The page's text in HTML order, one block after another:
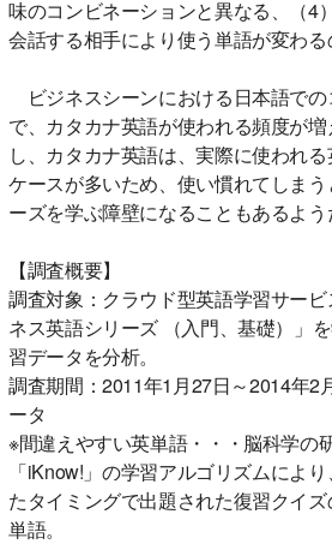
味のコンビネーションと異なる、（4
会話する相手により使う単語が変わる
ビジネスシーンにおける日本語で
で、カタカナ英語が使われる頻度が
し、カタカナ英語は、実際に使われ
ケースが多いため、使い慣れてしま
ーズを学ぶ障壁になることもあるよう
【調査概要】
調査対象：クラウド型英語学習サー
ネス英語シリーズ （入門、基礎）」
習データを分析。
調査期間：2011年1月27日～2014年2
ータ
※間違えやすい英単語・・・脳科学の
「iKnow!」の学習アルゴリズムによ
たタイミングで出題された復習クイ
単語。